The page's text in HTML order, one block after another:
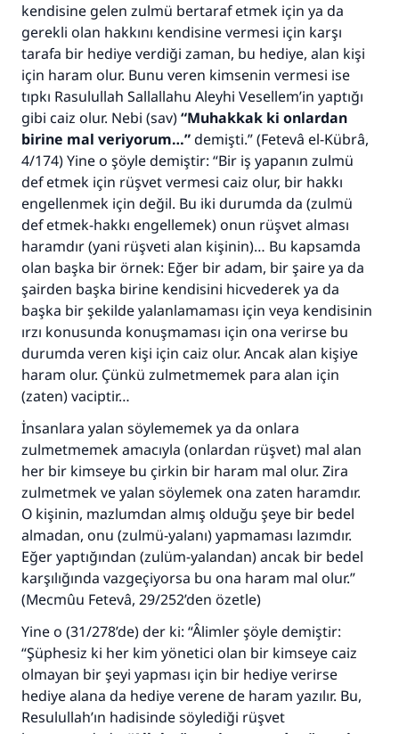
kendisine gelen zulmü bertaraf etmek için ya da
gerekli olan hakkını kendisine vermesi için karşı
tarafa bir hediye verdiği zaman, bu hediye, alan kişi
için haram olur. Bunu veren kimsenin vermesi ise
tıpkı Rasulullah Sallallahu Aleyhi Vesellem’in yaptığı
gibi caiz olur. Nebi (sav)“Muhakkak ki onlardan
birine mal veriyorum…”demişti.” (Fetevâ el-Kübrâ,
4/174) Yine o şöyle demiştir: “Bir iş yapanın zulmü
def etmek için rüşvet vermesi caiz olur, bir hakkı
engellenmek için değil. Bu iki durumda da (zulmü
def etmek-hakkı engellemek) onun rüşvet alması
haramdır (yani rüşveti alan kişinin)… Bu kapsamda
olan başka bir örnek: Eğer bir adam, bir şaire ya da
şairden başka birine kendisini hicvederek ya da
başka bir şekilde yalanlamaması için veya kendisinin
ırzı konusunda konuşmaması için ona verirse bu
durumda veren kişi için caiz olur. Ancak alan kişiye
haram olur. Çünkü zulmetmemek para alan için
(zaten) vaciptir…
İnsanlara yalan söylememek ya da onlara
zulmetmemek amacıyla (onlardan rüşvet) mal alan
her bir kimseye bu çirkin bir haram mal olur. Zira
zulmetmek ve yalan söylemek ona zaten haramdır.
O kişinin, mazlumdan almış olduğu şeye bir bedel
almadan, onu (zulmü-yalanı) yapmaması lazımdır.
Eğer yaptığından (zulüm-yalandan) ancak bir bedel
karşılığında vazgeçiyorsa bu ona haram mal olur.”
(Mecmûu Fetevâ, 29/252’den özetle)
Yine o (31/278’de) der ki: “Âlimler şöyle demiştir:
“Şüphesiz ki her kim yönetici olan bir kimseye caiz
olmayan bir şeyi yapması için bir hediye verirse
hediye alana da hediye verene de haram yazılır. Bu,
Resulullah’ın hadisinde söylediği rüşvet